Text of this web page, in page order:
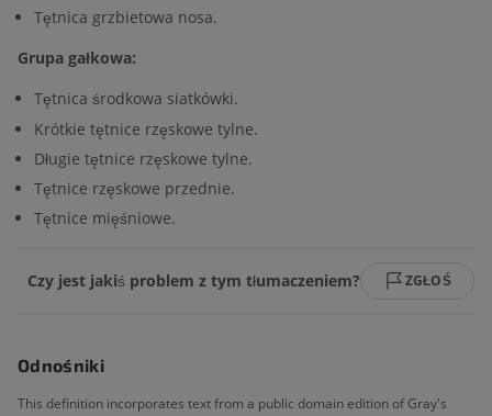
Tętnica grzbietowa nosa.
Grupa gałkowa:
Tętnica środkowa siatkówki.
Krótkie tętnice rzęskowe tylne.
Długie tętnice rzęskowe tylne.
Tętnice rzęskowe przednie.
Tętnice mięśniowe.
Czy jest jakiś problem z tym tłumaczeniem? ZGŁOŚ
Odnośniki
This definition incorporates text from a public domain edition of Gray's